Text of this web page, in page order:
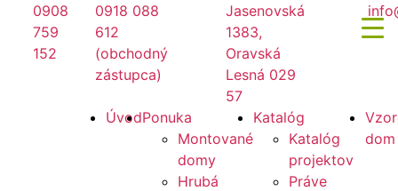
Preskočiť
obsah
0908
759
152
0918 088
612
(obchodný
zástupca)
Jasenovská
1383,
Oravská
Lesná 029
57
Mirano
ÚvodPonuka
Montované
domy
Hrubá
Katalóg
Katalóg
projektov
Práve
dom